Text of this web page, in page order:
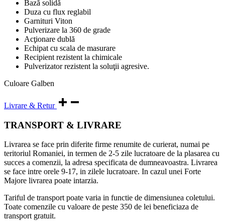
Bază solidă
Duza cu flux reglabil
Garnituri Viton
Pulverizare la 360 de grade
Acţionare dublă
Echipat cu scala de masurare
Recipient rezistent la chimicale
Pulverizator rezistent la soluţii agresive.
Culoare Galben
Livrare & Retur
TRANSPORT & LIVRARE
Livrarea se face prin diferite firme renumite de curierat, numai pe
teritoriul Romaniei, in termen de 2-5 zile lucratoare de la plasarea cu
succes a comenzii, la adresa specificata de dumneavoastra. Livrarea
se face intre orele 9-17, in zilele lucratoare. In cazul unei Forte
Majore livrarea poate intarzia.
Tariful de transport poate varia in functie de dimensiunea coletului.
Toate comenzile cu valoare de peste 350 de lei beneficiaza de
transport gratuit.